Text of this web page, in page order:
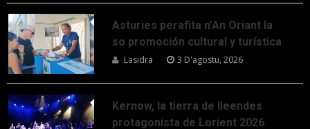
Asturies perafita n’An Oriant la
so promoción cultural y turística
Lasidra 3 D'agostu, 2026
Kernow, la tierra de lleendes
protagonista de Lorient 2026